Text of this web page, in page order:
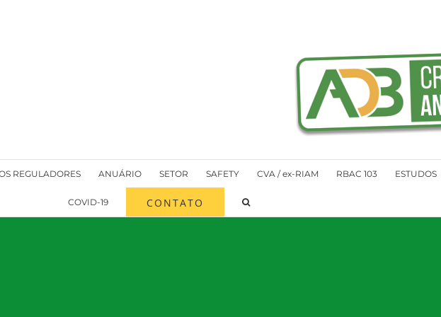
REGULADORES ANUÁRIO SETOR SAFETY CVA / ex-RIAM RBAC 103 ESTUDOS
COVID-19 CONTATO